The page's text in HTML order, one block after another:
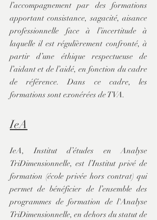
l’accompagnement par des formations
apportant consistance, sagacité, aisance
professionnelle face à l’incertitude à
laquelle il est régulièrement confronté, à
partir d’une éthique respectueuse de
l’aidant et de l’aidé, en fonction du cadre
de référence. Dans ce cadre, les
formations sont exonérées de TVA.
IeA
IeA, Institut d’études en Analyse
TriDimensionnelle, est l’Institut privé de
formation (école privée hors contrat) qui
permet de bénéficier de l’ensemble des
programmes de formation de l'Analyse
TriDimensionnelle, en dehors du statut de